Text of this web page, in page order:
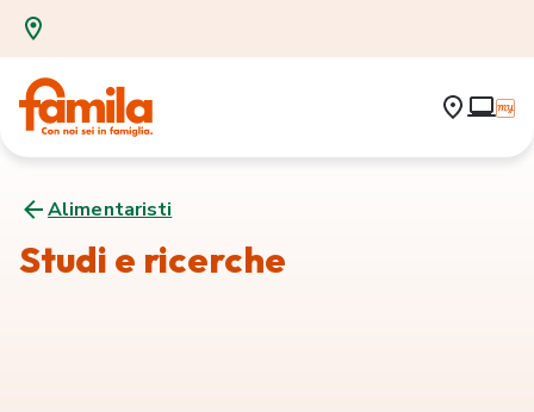
Alimentaristi
Studi e ricerche